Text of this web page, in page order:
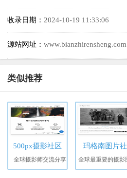
收录日期： 2024-10-19 11:33:06
源站网址： www.bianzhirensheng.com
类似推荐
500px摄影社区
全球摄影师交流分享
玛格南图片社